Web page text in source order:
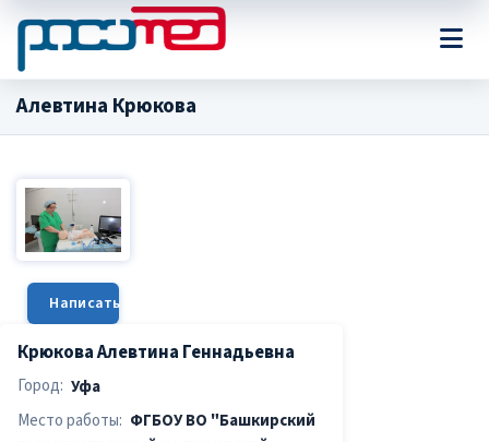
Алевтина Крюкова
Написать сообщение
Крюкова Алевтина Геннадьевна
Город: Уфа
Место работы: ФГБОУ ВО "Башкирский